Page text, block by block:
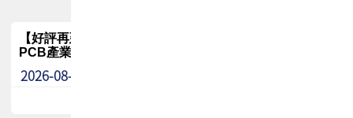
【好評再延長】PCB GPT 全面開放體驗延長到8月!!
PCB產業專屬 AI 知識平台
2026-08-04